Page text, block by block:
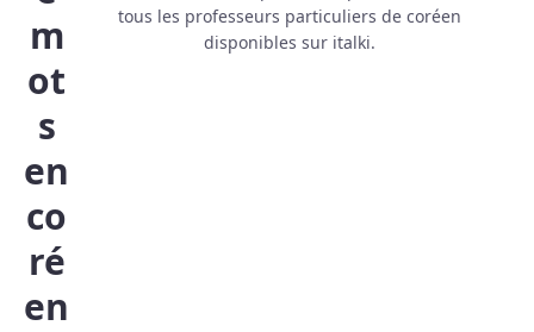
m
ot
s
en
co
ré
en
tous les professeurs particuliers de coréen
disponibles sur italki.